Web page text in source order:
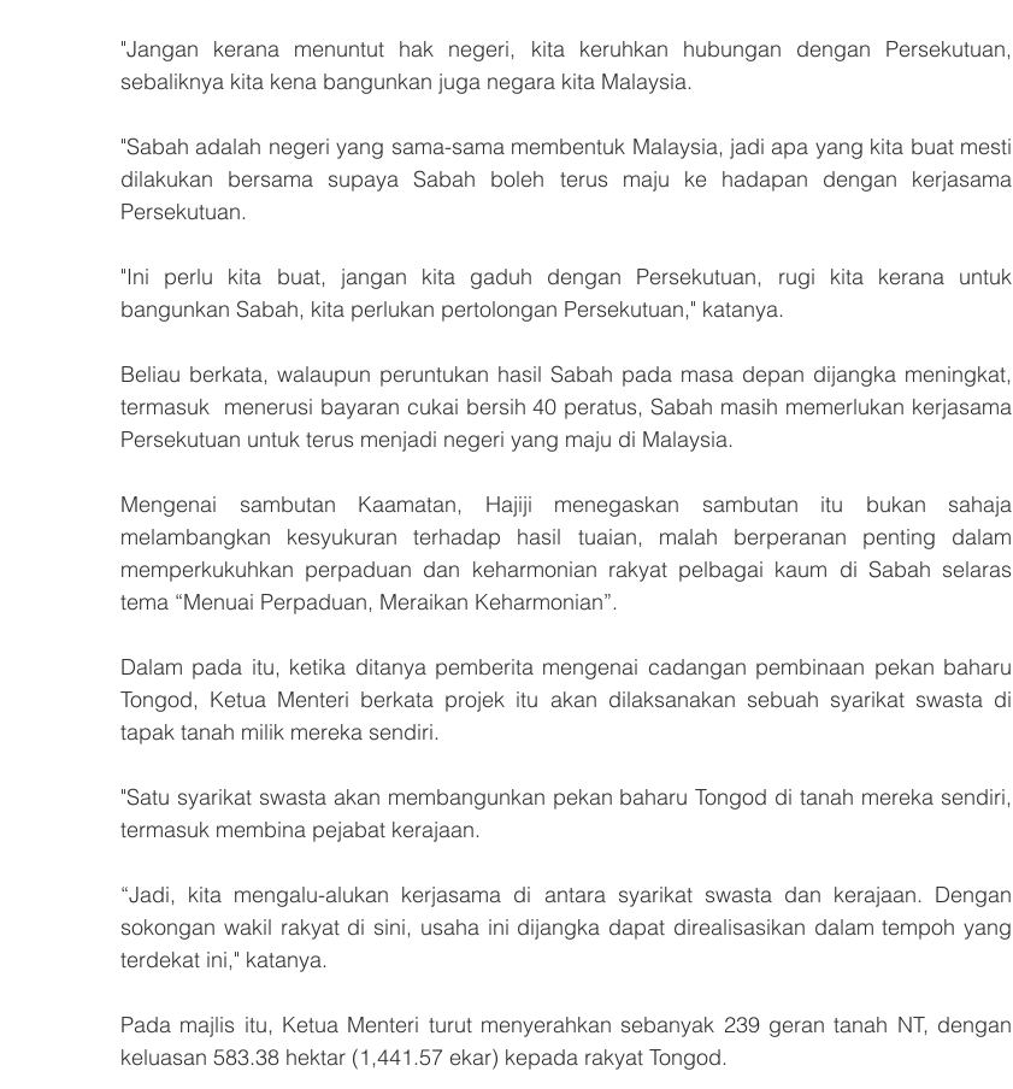
"Jangan kerana menuntut hak negeri, kita keruhkan hubungan dengan Persekutuan,
sebaliknya kita kena bangunkan juga negara kita Malaysia.
"Sabah adalah negeri yang sama-sama membentuk Malaysia, jadi apa yang kita buat mesti
dilakukan bersama supaya Sabah boleh terus maju ke hadapan dengan kerjasama
Persekutuan.
"Ini perlu kita buat, jangan kita gaduh dengan Persekutuan, rugi kita kerana untuk
bangunkan Sabah, kita perlukan pertolongan Persekutuan," katanya.
Beliau berkata, walaupun peruntukan hasil Sabah pada masa depan dijangka meningkat,
termasuk  menerusi bayaran cukai bersih 40 peratus, Sabah masih memerlukan kerjasama
Persekutuan untuk terus menjadi negeri yang maju di Malaysia.
Mengenai sambutan Kaamatan, Hajiji menegaskan sambutan itu bukan sahaja
melambangkan kesyukuran terhadap hasil tuaian, malah berperanan penting dalam
memperkukuhkan perpaduan dan keharmonian rakyat pelbagai kaum di Sabah selaras
tema “Menuai Perpaduan, Meraikan Keharmonian”.
Dalam pada itu, ketika ditanya pemberita mengenai cadangan pembinaan pekan baharu
Tongod, Ketua Menteri berkata projek itu akan dilaksanakan sebuah syarikat swasta di
tapak tanah milik mereka sendiri.
"Satu syarikat swasta akan membangunkan pekan baharu Tongod di tanah mereka sendiri,
termasuk membina pejabat kerajaan.
“Jadi, kita mengalu-alukan kerjasama di antara syarikat swasta dan kerajaan. Dengan
sokongan wakil rakyat di sini, usaha ini dijangka dapat direalisasikan dalam tempoh yang
terdekat ini," katanya.
Pada majlis itu, Ketua Menteri turut menyerahkan sebanyak 239 geran tanah NT, dengan
keluasan 583.38 hektar (1,441.57 ekar) kepada rakyat Tongod.